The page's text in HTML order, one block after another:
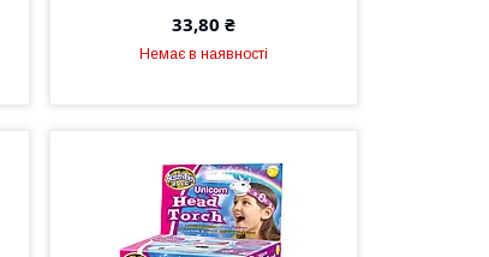
33,80 ₴
Немає в наявності